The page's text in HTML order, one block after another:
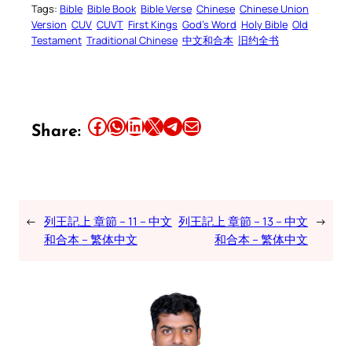
Tags: Bible Bible Book Bible Verse Chinese Chinese Union
Version CUV CUVT First Kings God’s Word Holy Bible Old
Testament Traditional Chinese 中文和合本 旧约全书
Share: Share this article on Facebook Share this article on WhatsApp Share this article on LinkedIn Share this article on X Share this article on TelegramEmail this Article
← 列王記上 章節 – 11 – 中文
和合本 – 繁体中文
列王記上 章節 – 13 – 中文
和合本 – 繁体中文
→